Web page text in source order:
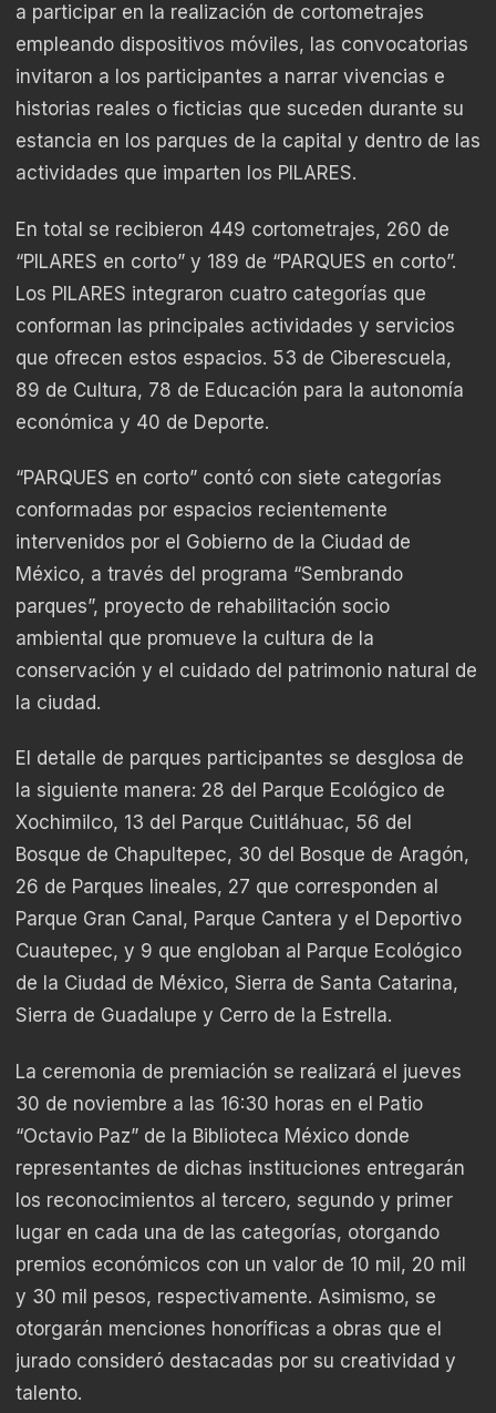
a participar en la realización de cortometrajes
empleando dispositivos móviles, las convocatorias
invitaron a los participantes a narrar vivencias e
historias reales o ficticias que suceden durante su
estancia en los parques de la capital y dentro de las
actividades que imparten los PILARES.
En total se recibieron 449 cortometrajes, 260 de
“PILARES en corto” y 189 de “PARQUES en corto”.
Los PILARES integraron cuatro categorías que
conforman las principales actividades y servicios
que ofrecen estos espacios. 53 de Ciberescuela,
89 de Cultura, 78 de Educación para la autonomía
económica y 40 de Deporte.
“PARQUES en corto” contó con siete categorías
conformadas por espacios recientemente
intervenidos por el Gobierno de la Ciudad de
México, a través del programa “Sembrando
parques”, proyecto de rehabilitación socio
ambiental que promueve la cultura de la
conservación y el cuidado del patrimonio natural de
la ciudad.
El detalle de parques participantes se desglosa de
la siguiente manera: 28 del Parque Ecológico de
Xochimilco, 13 del Parque Cuitláhuac, 56 del
Bosque de Chapultepec, 30 del Bosque de Aragón,
26 de Parques lineales, 27 que corresponden al
Parque Gran Canal, Parque Cantera y el Deportivo
Cuautepec, y 9 que engloban al Parque Ecológico
de la Ciudad de México, Sierra de Santa Catarina,
Sierra de Guadalupe y Cerro de la Estrella.
La ceremonia de premiación se realizará el jueves
30 de noviembre a las 16:30 horas en el Patio
“Octavio Paz” de la Biblioteca México donde
representantes de dichas instituciones entregarán
los reconocimientos al tercero, segundo y primer
lugar en cada una de las categorías, otorgando
premios económicos con un valor de 10 mil, 20 mil
y 30 mil pesos, respectivamente. Asimismo, se
otorgarán menciones honoríficas a obras que el
jurado consideró destacadas por su creatividad y
talento.